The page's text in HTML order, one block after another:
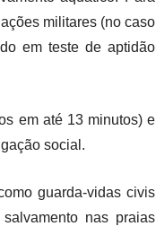
militares (no caso
em teste de aptidão
em até 13 minutos) e
social.
guarda-vidas civis
nas praias